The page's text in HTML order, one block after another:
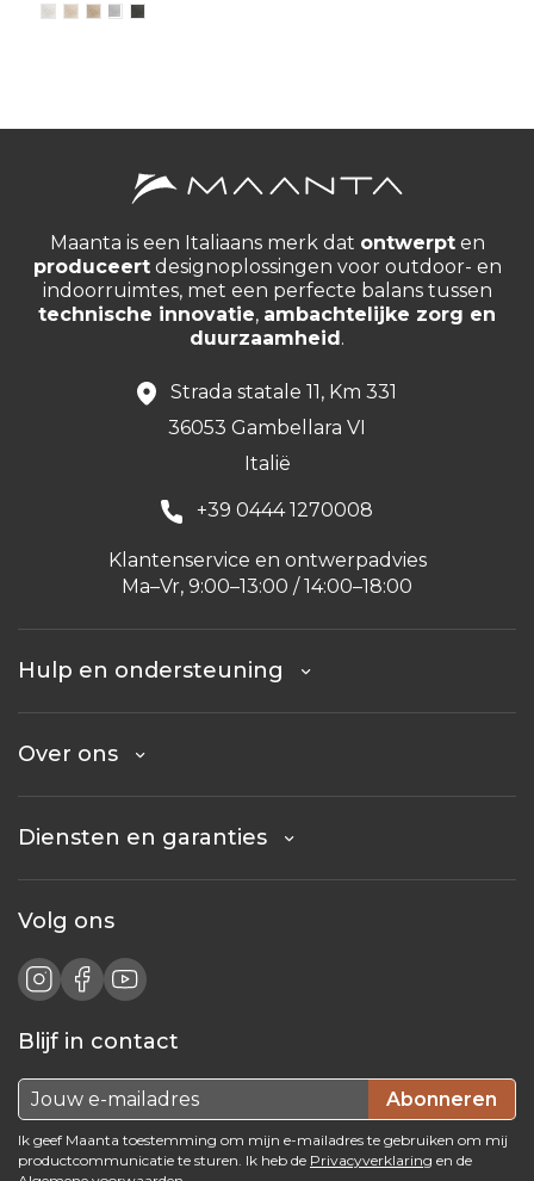
Maanta is een Italiaans merk dat ontwerpten
produceertdesignoplossingen voor outdoor- en
indoorruimtes, met een perfecte balans tussen
technische innovatie, ambachtelijke zorg en
duurzaamheid .
Strada statale 11, Km 331
36053 Gambellara VI
Italië
+39 0444 1270008
Klantenservice en ontwerpadvies
Ma–Vr, 9:00–13:00 / 14:00–18:00
Hulp en ondersteuning
Over ons
Diensten en garanties
Volg ons
Blijf in contact
Abonneren
Ik geef Maanta toestemming om mijn e-mailadres te gebruiken om mij
productcommunicatie te sturen. Ik heb de Privacyverklaring en de